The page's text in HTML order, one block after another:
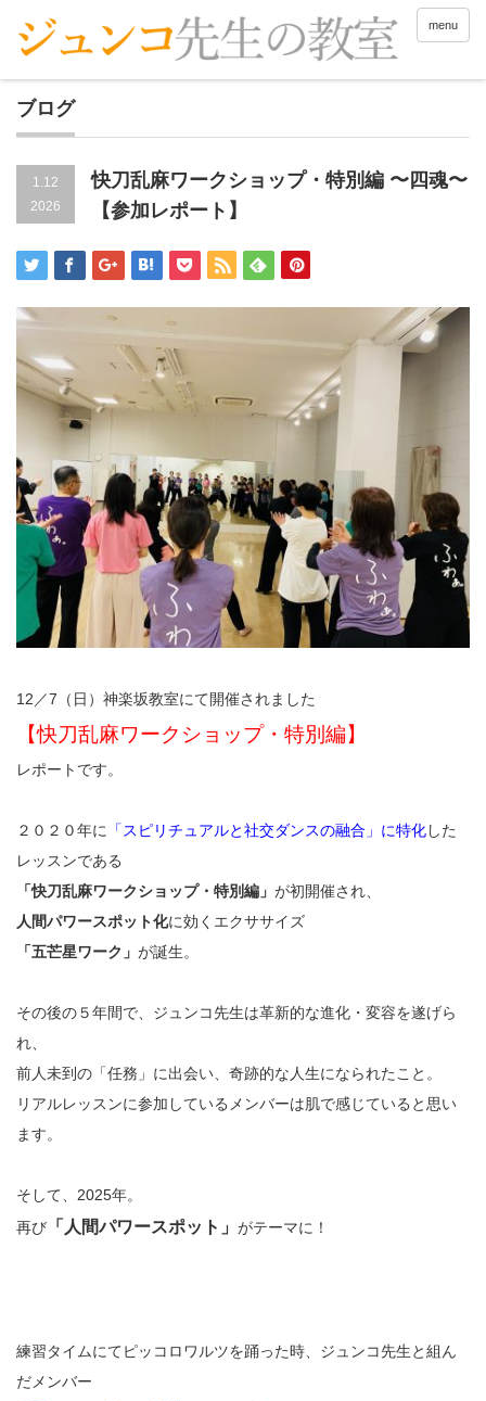
menu
ブログ
1.12
2026
快刀乱麻ワークショップ・特別編 〜四魂〜
【参加レポート】
12／7（日）神楽坂教室にて開催されました
【快刀乱麻ワークショップ・特別編】
レポートです。
２０２０年に 「スピリチュアルと社交ダンスの融合」に特化した
レッスンである
「快刀乱麻ワークショップ・特別編」 が初開催され、
人間パワースポット化に効くエクササイズ
「五芒星ワーク」 が誕生。
その後の５年間で、ジュンコ先生は革新的な進化・変容を遂げら
れ、
前人未到の「任務」に出会い、奇跡的な人生になられたこと。
リアルレッスンに参加しているメンバーは肌で感じていると思い
ます。
そして、2025年。
再び 「人間パワースポット」 がテーマに！
練習タイムにてピッコロワルツを踊った時、ジュンコ先生と組ん
だメンバー